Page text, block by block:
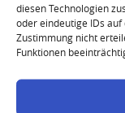
diesen Technologien
oder eindeutige IDs
Zustimmung nicht
Funktionen